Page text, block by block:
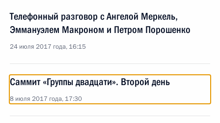
Телефонный разговор с Ангелой Меркель,
Эммануэлем Макроном и Петром Порошенко
24 июля 2017 года, 16:15
Саммит «Группы двадцати». Второй день
8 июля 2017 года, 17:30